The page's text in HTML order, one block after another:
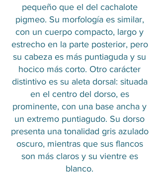
pequeño que el del cachalote
pigmeo. Su morfología es similar,
con un cuerpo compacto, largo y
estrecho en la parte posterior, pero
su cabeza es más puntiaguda y su
hocico más corto. Otro carácter
distintivo es su aleta dorsal: situada
en el centro del dorso, es
prominente, con una base ancha y
un extremo puntiagudo. Su dorso
presenta una tonalidad gris azulado
oscuro, mientras que sus flancos
son más claros y su vientre es
blanco.